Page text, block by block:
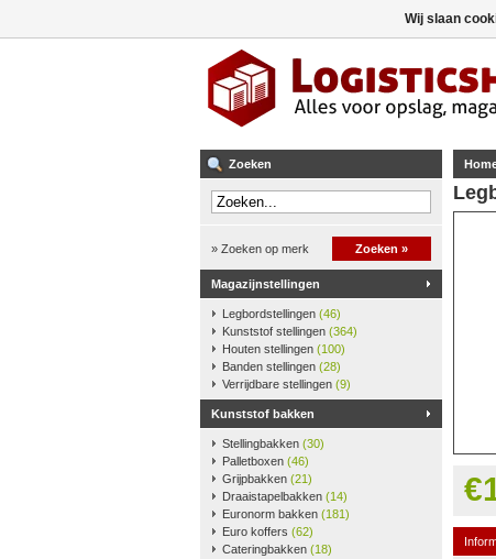
Zoeken
» Zoeken op merk Zoeken »
Magazijnstellingen
Legbordstellingen (46)
Kunststof stellingen (364)
Houten stellingen (100)
Banden stellingen (28)
Verrijdbare stellingen (9)
Kunststof bakken
Stellingbakken (30)
Palletboxen (46)
Grijpbakken (21)
Draaistapelbakken (14)
Euronorm bakken (181)
Euro koffers (62)
Cateringbakken (18)
Wij slaan